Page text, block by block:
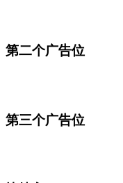
第二个广告位
第三个广告位